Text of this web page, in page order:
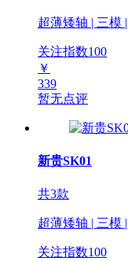
超薄矮轴 | 三模
关注指数100
￥
339
暂无点评
新贵SK01
共3款
超薄矮轴 | 三模
关注指数100